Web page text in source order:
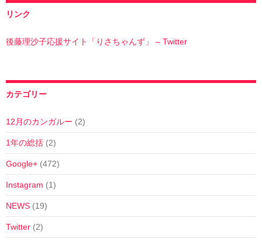
リンク
後藤理沙子応援サイト「りさちゃんず」 – Twitter
カテゴリー
12月のカンガルー (2)
1年の総括 (2)
Google+ (472)
Instagram (1)
NEWS (19)
Twitter (2)